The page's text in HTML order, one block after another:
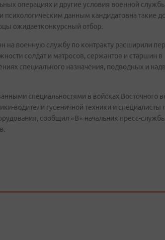
операциях и другие условия военной
психологическим данным кандидатовна такие
ожидаетконкурсный отбор.
на военную службу по контракту расширили
солдат и матросов, сержантов и старшин в
специального назначения, подводных и
специальностями в войсках Восточного
водители гусеничной техники и специалисты
сообщил «В» начальник пресс-